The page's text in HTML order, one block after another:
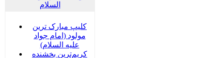
السلام
کلیپ مبارک ترین
مولود (امام جواد
علیه السلام)
کریم‌ترین بخشنده